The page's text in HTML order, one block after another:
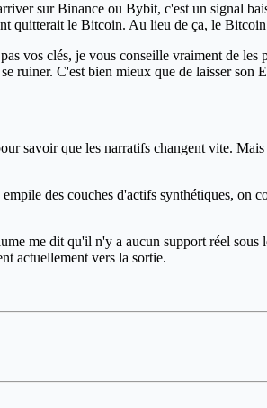
sur Binance ou Bybit, c'est un signal
quitterait le Bitcoin. Au lieu de ça, le
vos clés, je vous conseille vraiment de les
ruiner. C'est bien mieux que de laisser
savoir que les narratifs changent vite.
des couches d'actifs synthétiques, on
me dit qu'il n'y a aucun support réel
actuellement vers la sortie.